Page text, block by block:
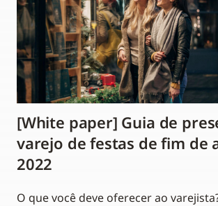
[White paper] Guia de
varejo de festas de fim de
2022
O que você deve oferecer ao